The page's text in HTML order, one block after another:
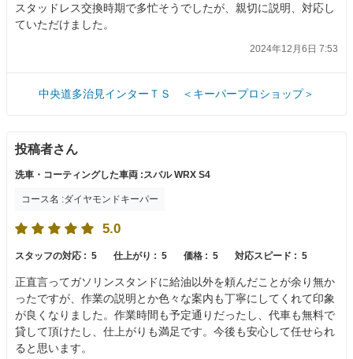
スタッドレス交換時期で多忙そうでしたが、親切に説明、対応し
ていただけました。
2024年12月6日 7:53
中央道多治見インターＴＳ ＜キーパープロショップ＞
投稿者さん
洗車・コーティングした車両 :スバル WRX S4
コース名 :ダイヤモンドキーパー
5.0
スタッフの対応 : 5 仕上がり : 5 価格 : 5 対応スピード : 5
正直言ってガソリンスタンドに給油以外を頼んだことが余り無か
ったですが、作業の説明とか色々な案内も丁寧にしてくれて印象
が良くなりました。作業時間も予定通りだったし、代車も無料で
貸して頂けたし、仕上がりも満足です。今後も安心して任せられ
ると思います。